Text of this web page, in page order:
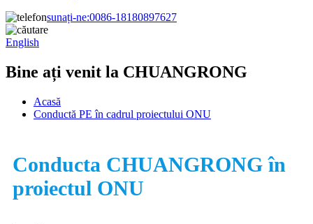
sunați-ne:0086-18180897627
English
Bine ați venit la CHUANGRONG
Acasă
Conductă PE în cadrul proiectului ONU
Conducta CHUANGRONG în
proiectul ONU